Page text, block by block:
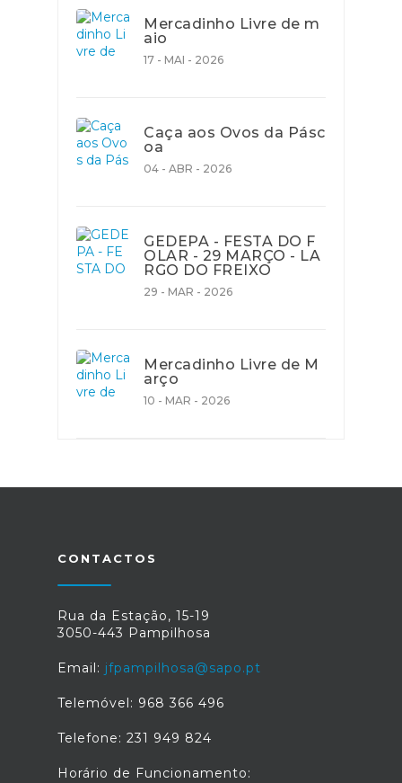
Mercadinho Livre de m
aio
17 - MAI - 2026
Caça aos Ovos da Pásc
oa
04 - ABR - 2026
GEDEPA - FESTA DO F
OLAR - 29 MARÇO - LA
RGO DO FREIXO
29 - MAR - 2026
Mercadinho Livre de M
arço
10 - MAR - 2026
CONTACTOS
Rua da Estação, 15-19
3050-443 Pampilhosa
Email: jfpampilhosa@sapo.pt
Telemóvel: 968 366 496
Telefone: 231 949 824
Horário de Funcionamento: